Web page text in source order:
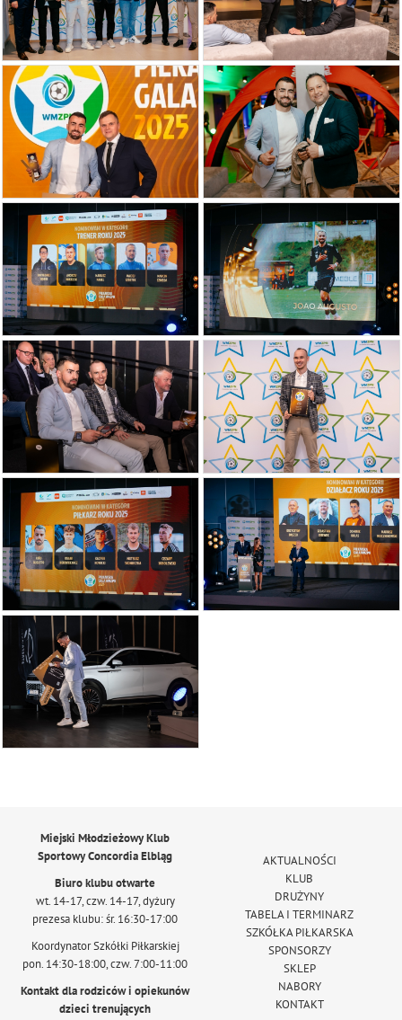
Miejski Młodzieżowy Klub
Sportowy Concordia Elbląg
Biuro klubu otwarte
wt. 14-17, czw. 14-17, dyżury
prezesa klubu: śr. 16:30-17:00
Koordynator Szkółki Piłkarskiej
pon. 14:30-18:00, czw. 7:00-11:00
Kontakt dla rodziców i opiekunów
dzieci trenujących
AKTUALNOŚCI
KLUB
DRUŻYNY
TABELA I TERMINARZ
SZKÓŁKA PIŁKARSKA
SPONSORZY
SKLEP
NABORY
KONTAKT